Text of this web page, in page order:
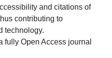
and citations of
contributing to
technology.
fully Open Access journal